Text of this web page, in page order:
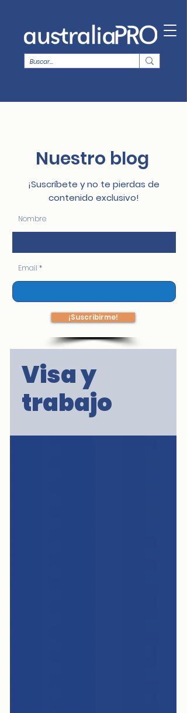
Nuestro blog
¡Suscríbete y no te pierdas de
contenido exclusivo!
Nombre
Email
¡Suscribirme!
Visa y
trabajo